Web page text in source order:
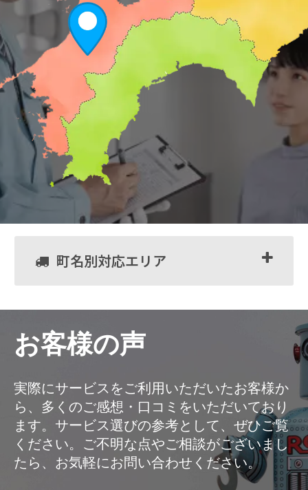
町名別対応エリア
お客様の声
実際にサービスをご利用いただいたお客様か
ら、多くのご感想・口コミをいただいており
ます。サービス選びの参考として、ぜひご覧
ください。ご不明な点やご相談がございまし
たら、お気軽にお問い合わせください。